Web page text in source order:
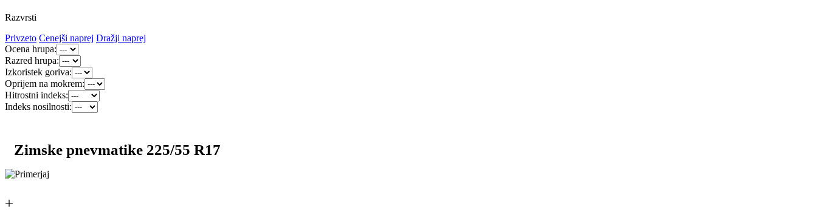
Razvrsti
Privzeto Cenejši naprej Dražji naprej
Ocena hrupa:
Razred hrupa:
Izkoristek goriva:
Oprijem na mokrem:
Hitrostni indeks:
Indeks nosilnosti:
Zimske pnevmatike 225/55 R17
+